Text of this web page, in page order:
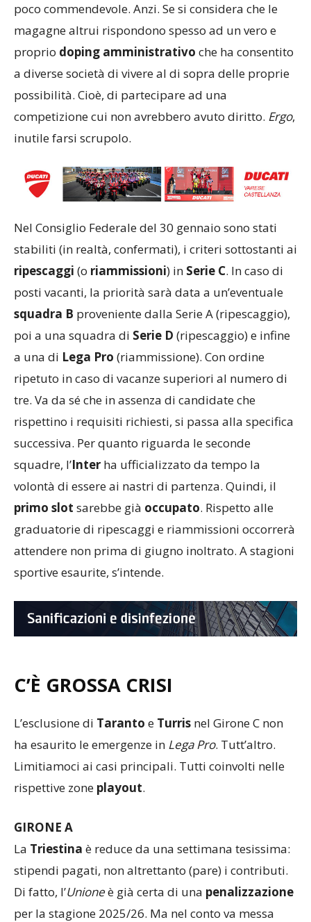
poco commendevole. Anzi. Se si considera che le
magagne altrui rispondono spesso ad un vero e
proprio doping amministrativo che ha consentito
a diverse società di vivere al di sopra delle proprie
possibilità. Cioè, di partecipare ad una
competizione cui non avrebbero avuto diritto. Ergo,
inutile farsi scrupolo.
Nel Consiglio Federale del 30 gennaio sono stati
stabiliti (in realtà, confermati), i criteri sottostanti ai
ripescaggi (o riammissioni) in Serie C. In caso di
posti vacanti, la priorità sarà data a un’eventuale
squadra B proveniente dalla Serie A (ripescaggio),
poi a una squadra di Serie D (ripescaggio) e infine
a una di Lega Pro (riammissione). Con ordine
ripetuto in caso di vacanze superiori al numero di
tre. Va da sé che in assenza di candidate che
rispettino i requisiti richiesti, si passa alla specifica
successiva. Per quanto riguarda le seconde
squadre, l’Inter ha ufficializzato da tempo la
volontà di essere ai nastri di partenza. Quindi, il
primo slot sarebbe già occupato. Rispetto alle
graduatorie di ripescaggi e riammissioni occorrerà
attendere non prima di giugno inoltrato. A stagioni
sportive esaurite, s’intende.
C’È GROSSA CRISI
L’esclusione di Taranto e Turris nel Girone C non
ha esaurito le emergenze in Lega Pro. Tutt’altro.
Limitiamoci ai casi principali. Tutti coinvolti nelle
rispettive zone playout.
GIRONE A
La Triestina è reduce da una settimana tesissima:
stipendi pagati, non altrettanto (pare) i contributi.
Di fatto, l’Unioneè già certa di una penalizzazione
per la stagione 2025/26. Ma nel conto va messa